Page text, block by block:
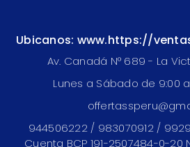
Ubicanos: www.https://
Av. Canadá N° 689 - La
Lunes a Sábado de 9:00
944506222 / 983070912 /
Cuenta BCP 191-2507484-0-